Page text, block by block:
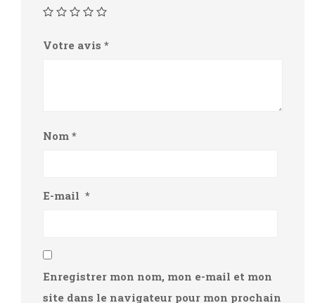
Votre avis *
Nom *
E-mail *
Enregistrer mon nom, mon e-mail et mon
site dans le navigateur pour mon prochain